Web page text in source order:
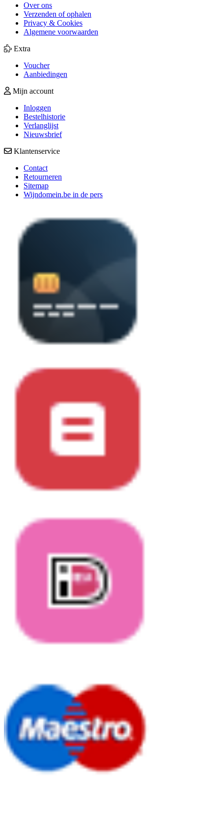
Over ons
Verzenden of ophalen
Privacy & Cookies
Algemene voorwaarden
Extra
Voucher
Aanbiedingen
Mijn account
Inloggen
Bestelhistorie
Verlanglijst
Nieuwsbrief
Klantenservice
Contact
Retourneren
Sitemap
Wijndomein.be in de pers